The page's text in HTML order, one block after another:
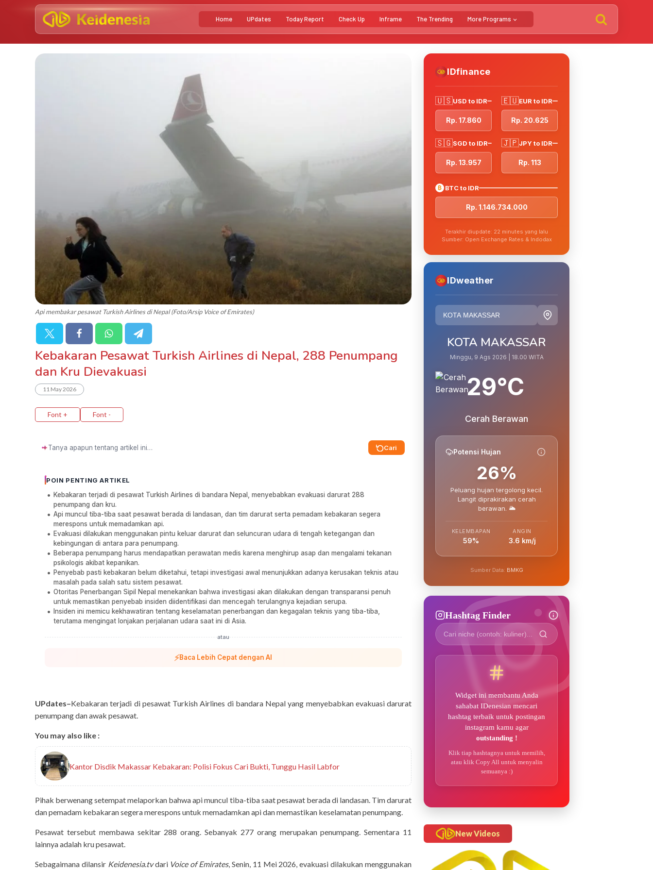
Home UPdates Today Report Check Up Inframe The Trending More Programs
Api membakar pesawat Turkish Airlines di Nepal (Foto/Arsip Voice of Emirates)
Kebakaran Pesawat Turkish Airlines di Nepal, 288 Penumpang
dan Kru Dievakuasi
11 May 2026
Font + Font -
✦ Cari
POIN PENTING ARTIKEL
Kebakaran terjadi di pesawat Turkish Airlines di bandara Nepal, menyebabkan evakuasi darurat 288
penumpang dan kru.
Api muncul tiba-tiba saat pesawat berada di landasan, dan tim darurat serta pemadam kebakaran segera
merespons untuk memadamkan api.
Evakuasi dilakukan menggunakan pintu keluar darurat dan seluncuran udara di tengah ketegangan dan
kebingungan di antara para penumpang.
Beberapa penumpang harus mendapatkan perawatan medis karena menghirup asap dan mengalami tekanan
psikologis akibat kepanikan.
Penyebab pasti kebakaran belum diketahui, tetapi investigasi awal menunjukkan adanya kerusakan teknis atau
masalah pada salah satu sistem pesawat.
Otoritas Penerbangan Sipil Nepal menekankan bahwa investigasi akan dilakukan dengan transparansi penuh
untuk memastikan penyebab insiden diidentifikasi dan mencegah terulangnya kejadian serupa.
Insiden ini memicu kekhawatiran tentang keselamatan penerbangan dan kegagalan teknis yang tiba-tiba,
terutama mengingat lonjakan perjalanan udara saat ini di Asia.
atau
⚡Baca Lebih Cepat dengan AI
UPdates–Kebakaran terjadi di pesawat Turkish Airlines di bandara Nepal yang menyebabkan evakuasi darurat
penumpang dan awak pesawat.
You may also like :
Kantor Disdik Makassar Kebakaran: Polisi Fokus Cari Bukti, Tunggu Hasil Labfor
Pihak berwenang setempat melaporkan bahwa api muncul tiba-tiba saat pesawat berada di landasan. Tim darurat
dan pemadam kebakaran segera merespons untuk memadamkan api dan memastikan keselamatan penumpang.
Pesawat tersebut membawa sekitar 288 orang. Sebanyak 277 orang merupakan penumpang. Sementara 11
lainnya adalah kru pesawat.
Sebagaimana dilansir Keidenesia.tvdari Voice of Emirates, Senin, 11 Mei 2026, evakuasi dilakukan menggunakan
IDfinance
🇺🇸USD to IDR
Rp. 17.860
🇪🇺EUR to IDR
Rp. 20.625
🇸🇬SGD to IDR
Rp. 13.957
🇯🇵JPY to IDR
Rp. 113
₿ BTC to IDR
Rp. 1.146.734.000
Terakhir diupdate: 22 minutes yang lalu
Sumber: Open Exchange Rates & Indodax
IDweather
KOTA MAKASSAR
Minggu, 9 Ags 2026 | 18.00 WITA
29°C
Cerah Berawan
Potensi Hujan
26%
Peluang hujan tergolong kecil.
Langit diprakirakan cerah
berawan. 🌥️
KELEMBAPAN
59%
ANGIN
3.6 km/j
Sumber Data: BMKG
Hashtag Finder
Widget ini membantu Anda
sahabat IDenesian mencari
hashtag terbaik untuk postingan
instagram kamu agar
outstanding !
Klik tiap hashtagnya untuk memilih,
atau klik Copy All untuk menyalin
semuanya :)
New Videos